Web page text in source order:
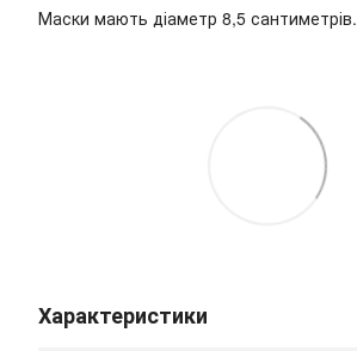
Маски мають діаметр 8,5 сантиметрів.
Характеристики